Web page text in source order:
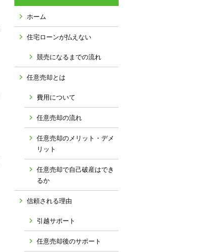
ホーム
住宅ローンが払えない
競売になるまでの流れ
任意売却とは
費用について
任意売却の流れ
任意売却のメリット・デメ
リット
任意売却で自己破産はでき
るか
信頼される理由
引越サポート
任意売却後のサポート